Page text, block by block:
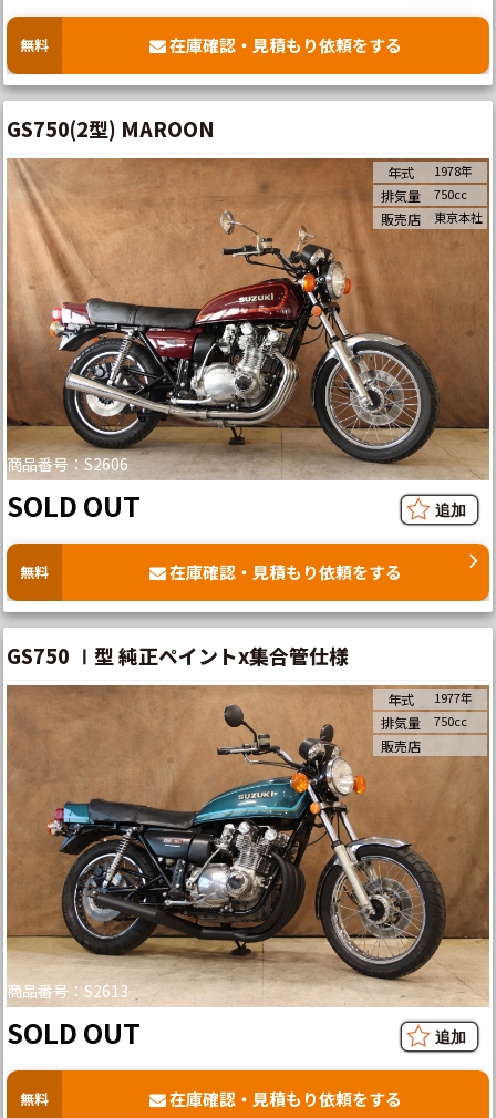
無料 在庫確認・見積もり依頼をする
GS750(2型) MAROON
商品番号：S2606
年式 1978年
排気量 750cc
販売店 東京本社
SOLD OUT
無料 在庫確認・見積もり依頼をする
GS750 Ⅰ型 純正ペイントx集合管仕様
商品番号：S2613
年式 1977年
排気量 750cc
販売店
SOLD OUT
無料 在庫確認・見積もり依頼をする